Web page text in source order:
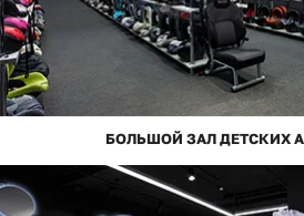
БОЛЬШОЙ ЗАЛ ДЕТСКИХ